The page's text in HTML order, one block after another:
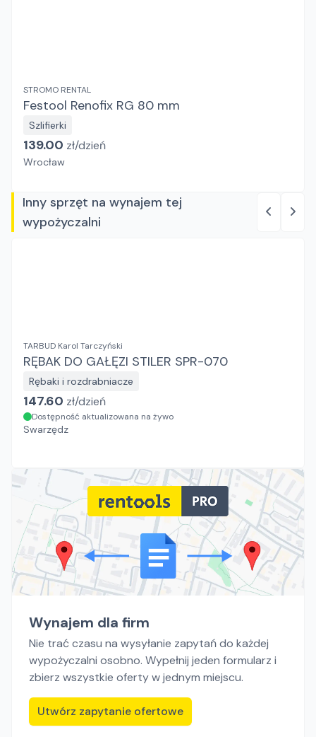
STROMO RENTAL
Festool Renofix RG 80 mm
Szlifierki
139.00 zł/dzień
Wrocław
Inny sprzęt na wynajem tej
wypożyczalni
TARBUD Karol Tarczyński
RĘBAK DO GAŁĘZI STILER SPR-070
Rębaki i rozdrabniacze
147.60 zł/dzień
Dostępność aktualizowana na żywo
Swarzędz
Wynajem dla firm
Nie trać czasu na wysyłanie zapytań do każdej
wypożyczalni osobno. Wypełnij jeden formularz i
zbierz wszystkie oferty w jednym miejscu.
Utwórz zapytanie ofertowe